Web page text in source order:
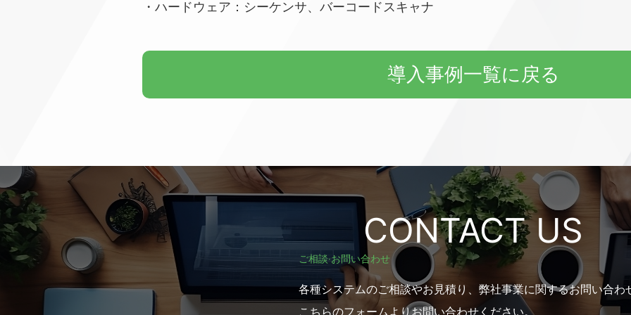
・ハードウェア：シーケンサ、バーコードスキャナ
導⼊事例⼀覧に戻る
CONTACT US
ご相談‧お問い合わせ
各種システムのご相談やお⾒積り、弊社事業に関するお問い合わ
こちらのフォームよりお問い合わせください。